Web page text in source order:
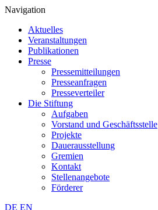
Navigation
Aktuelles
Veranstaltungen
Publikationen
Presse
Pressemitteilungen
Presseanfragen
Presseverteiler
Die Stiftung
Aufgaben
Vorstand und Geschäftsstelle
Projekte
Dauerausstellung
Gremien
Kontakt
Stellenangebote
Förderer
DE EN